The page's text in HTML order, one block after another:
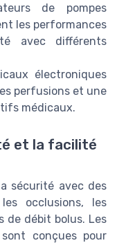
de pompes
les performances
avec différents
électroniques
perfusions et une
médicaux.
et la facilité
sécurité avec des
occlusions, les
de débit bolus. Les
conçues pour